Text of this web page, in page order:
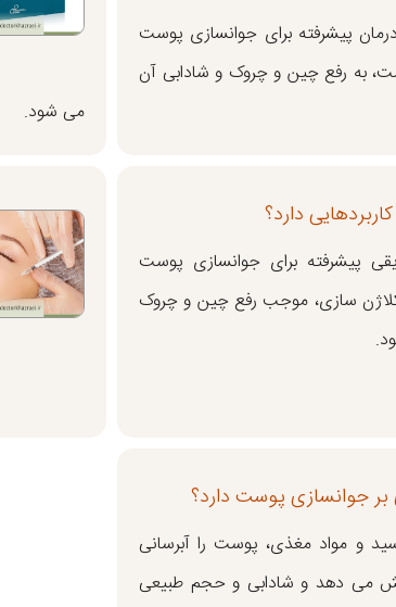
درمان پیشرفته برای جوانسازی پوست
به رفع چین و چروک و شادابی آن
می شود.
دارد؟
پیشرفته برای جوانسازی پوست
سازی، موجب رفع چین و چروک
جوانسازی پوست دارد؟
و مواد مغذی، پوست را آبرسانی
می دهد و شادابی و حجم طبیعی